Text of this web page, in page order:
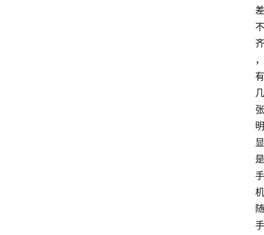
差
不
齐
，
有
几
张
明
显
是
手
机
随
手